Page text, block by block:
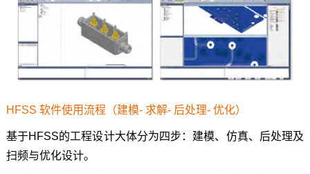
HFSS 软件使用流程（建模- 求解- 后处理- 优化）
基于HFSS的工程设计大体分为四步：建模、仿真、后处理及
扫频与优化设计。